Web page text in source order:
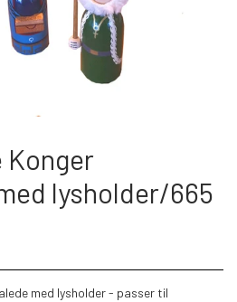
Konger
lysholder/665
med lysholder - passer til